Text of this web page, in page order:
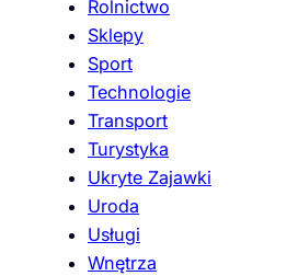
Rolnictwo
Sklepy
Sport
Technologie
Transport
Turystyka
Ukryte Zajawki
Uroda
Usługi
Wnętrza